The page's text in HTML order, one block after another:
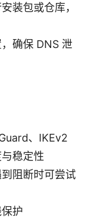
装包或仓库，
确保 DNS 泄
、IKEv2
稳定性
阻断时可尝试
护